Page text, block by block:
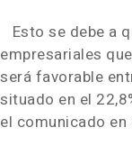
Esto se debe a
empresariales
será favorable
situado en el
el comunicado